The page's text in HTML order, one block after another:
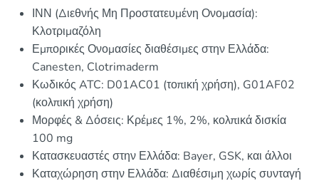
ΙΝΝ (Διεθνής Μη Προστατευμένη Ονομασία):
Κλοτριμαζόλη
Εμπορικές Ονομασίες διαθέσιμες στην Ελλάδα:
Canesten, Clotrimaderm
Κωδικός ATC: D01AC01 (τοπική χρήση), G01AF02
(κολπική χρήση)
Μορφές & Δόσεις: Κρέμες 1%, 2%, κολπικά δισκία
100 mg
Κατασκευαστές στην Ελλάδα: Bayer, GSK, και άλλοι
Καταχώρηση στην Ελλάδα: Διαθέσιμη χωρίς συνταγή